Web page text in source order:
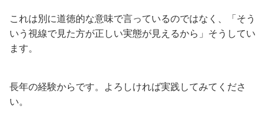
これは別に道徳的な意味で言っているのではなく、「そう
いう視線で見た方が正しい実態が見えるから」そうしてい
ます。
長年の経験からです。よろしければ実践してみてくださ
い。